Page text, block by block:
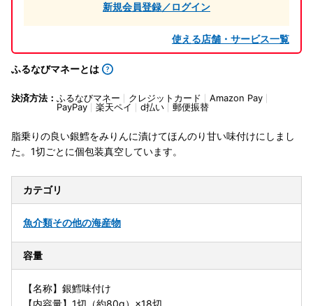
新規会員登録／ログイン
使える店舗・サービス一覧
ふるなびマネーとは
決済方法： ふるなびマネー クレジットカード
Amazon Pay
PayPay
楽天ペイ d払い 郵便振替
脂乗りの良い銀鱈をみりんに漬けてほんのり甘い味付けにしまし
た。1切ごとに個包装真空しています。
カテゴリ
魚介類その他の海産物
容量
【名称】銀鱈味付け